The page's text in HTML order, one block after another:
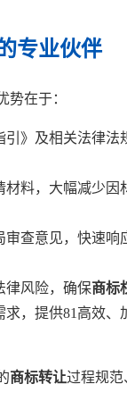
专业伙伴
势在于：
》及相关法律法
料，大幅减少因
审查意见，快速响
律风险，确保商标
，提供81高效、
商标转让过程规范